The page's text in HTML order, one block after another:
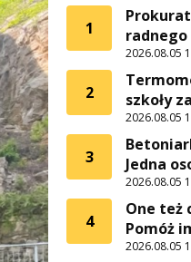
1
radnego
2026.08.05
2
szkoły
2026.08.05
3
Jedna
2026.08.05
4
One też
Pomóż
2026.08.05